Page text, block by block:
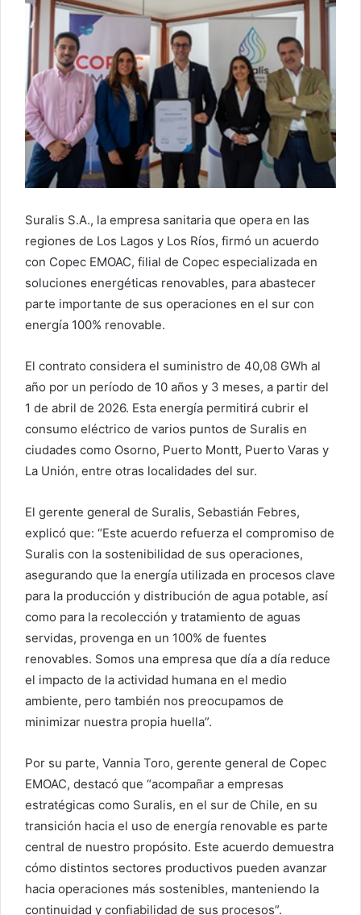
Suralis S.A., la empresa sanitaria que opera en las
regiones de Los Lagos y Los Ríos, firmó un acuerdo
con Copec EMOAC, filial de Copec especializada en
soluciones energéticas renovables, para abastecer
parte importante de sus operaciones en el sur con
energía 100% renovable.
El contrato considera el suministro de 40,08 GWh al
año por un período de 10 años y 3 meses, a partir del
1 de abril de 2026. Esta energía permitirá cubrir el
consumo eléctrico de varios puntos de Suralis en
ciudades como Osorno, Puerto Montt, Puerto Varas y
La Unión, entre otras localidades del sur.
El gerente general de Suralis, Sebastián Febres,
explicó que: “Este acuerdo refuerza el compromiso de
Suralis con la sostenibilidad de sus operaciones,
asegurando que la energía utilizada en procesos clave
para la producción y distribución de agua potable, así
como para la recolección y tratamiento de aguas
servidas, provenga en un 100% de fuentes
renovables. Somos una empresa que día a día reduce
el impacto de la actividad humana en el medio
ambiente, pero también nos preocupamos de
minimizar nuestra propia huella”.
Por su parte, Vannia Toro, gerente general de Copec
EMOAC, destacó que “acompañar a empresas
estratégicas como Suralis, en el sur de Chile, en su
transición hacia el uso de energía renovable es parte
central de nuestro propósito. Este acuerdo demuestra
cómo distintos sectores productivos pueden avanzar
hacia operaciones más sostenibles, manteniendo la
continuidad y confiabilidad de sus procesos”.